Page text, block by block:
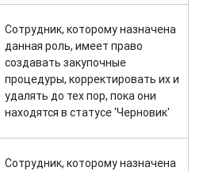
Сотрудник, которому назначена
данная роль, имеет право
создавать закупочные
процедуры, корректировать их и
удалять до тех пор, пока они
находятся в статусе 'Черновик'
Сотрудник, которому назначена